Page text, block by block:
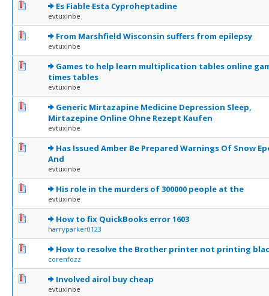
Es Fiable Esta Cyproheptadine
evtuxinbe
0 Votes - 0 sur 5 en moyenne
12345
From Marshfield Wisconsin suffers from epilepsy
evtuxinbe
0 Votes - 0 sur 5 en moyenne
1234 5
Games to help learn multiplication tables online
times tables
evtuxinbe
0 Votes - 0 sur 5 en moyenne
12345
Generic Mirtazapine Medicine Depression Sleep,
Mirtazepine Online Ohne Rezept Kaufen
evtuxinbe
0 Votes - 0 sur 5 en moyenne
12345
Has Issued Amber Be Prepared Warnings Of Snow
And
evtuxinbe
0 Votes - 0 sur 5 en moyenne
12345
His role in the murders of 300000 people at the
evtuxinbe
0 Votes - 0 sur 5 en moyenne
12 345
How to fix QuickBooks error 1603
harryparker0123
0 Votes - 0 sur 5 en moyenne
12345
How to resolve the Brother printer not printing
corenfozz
0 Votes - 0 sur 5 en moyenne
123 45
Involved airol buy cheap
evtuxinbe
0 Votes - 0 sur 5 en moyenne
12 345